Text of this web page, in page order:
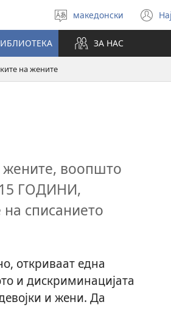
Избери
јазик
македонски
ЗА НАС
на жените
жените, воопшто
15 ГОДИНИ,
списанието
откриваат една
и дискриминацијата
и жени. Да